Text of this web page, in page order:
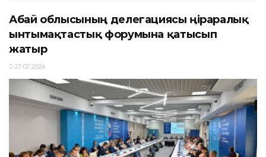
Абай облысының делегациясы өңіраралық
ынтымақтастық форумына қатысып
жатыр
27.07.2026